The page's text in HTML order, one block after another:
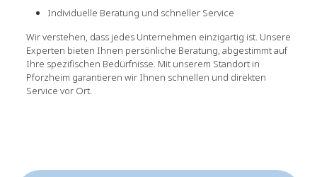
Individuelle Beratung und schneller Service
Wir verstehen, dass jedes Unternehmen einzigartig ist. Unsere
Experten bieten Ihnen persönliche Beratung, abgestimmt auf
Ihre spezifischen Bedürfnisse. Mit unserem Standort in
Pforzheim garantieren wir Ihnen schnellen und direkten
Service vor Ort.